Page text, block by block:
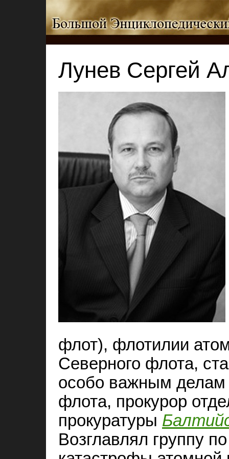
Лунев Сергей
флот), флотилии
Северного флота,
особо важным делам
флота, прокурор
прокуратуры
Возглавлял группу